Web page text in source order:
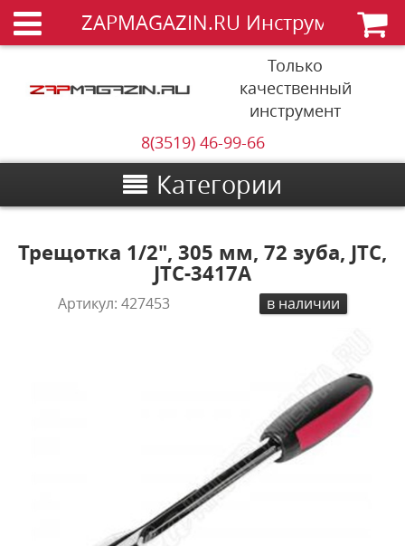
ZAPMAGAZIN.RU Инструменты
Только
качественный
инструмент
8(3519) 46-99-66
Категории
Трещотка 1/2", 305 мм, 72 зуба, JTC,
JTC-3417A
Артикул:427453 в наличии